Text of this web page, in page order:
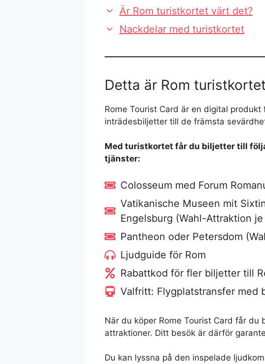
Är Rom turistkortet värt det?
Nackdelar med turistkortet
Detta är Rom turistkortet
Rome Tourist Card är en digital
inträdesbiljetter till de främsta
Med turistkortet får du biljetter till
tjänster:
Colosseum med Forum
Vatikanische Museen mit
Engelsburg (Wahl-Attraktion
Pantheon oder Petersdom
Ljudguide för Rom
Rabattkod för fler biljetter till
Valfritt: Flygplatstransfer med
När du köper Rome Tourist Card får
attraktioner. Ditt besök är därför
Du kan lyssna på den inspelade